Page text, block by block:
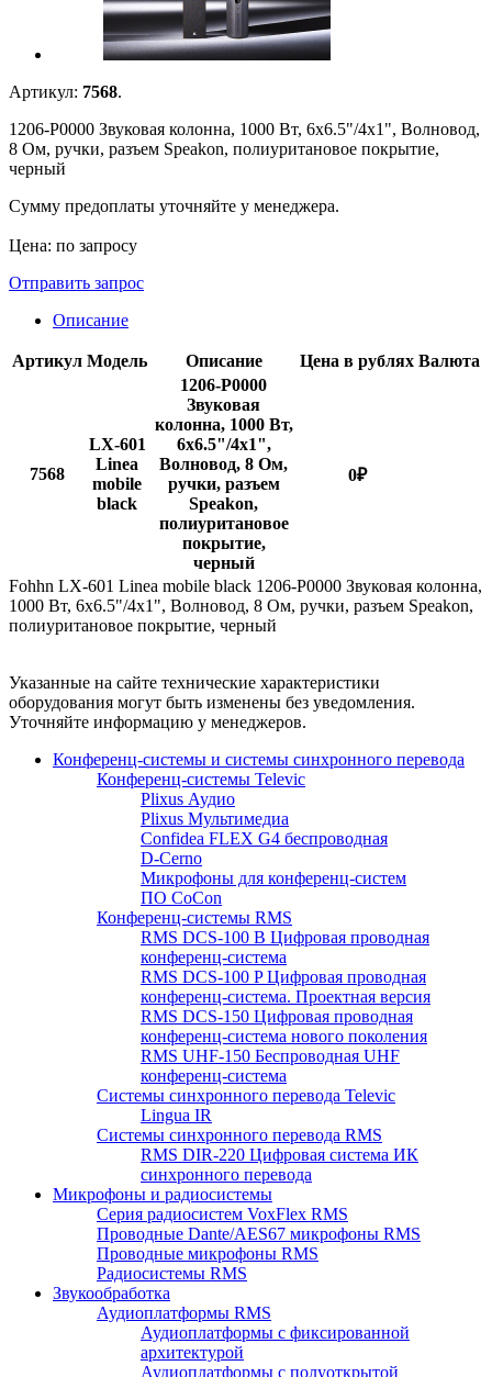
Артикул: 7568.
1206-P0000 Звуковая колонна, 1000 Вт, 6x6.5"/4x1", Волновод,
8 Ом, ручки, разъем Speakon, полиуритановое покрытие,
черный
Сумму предоплаты уточняйте у менеджера.
Цена: по запросу
Отправить запрос
Описание
Артикул Модель Описание Цена в рублях Валюта
7568
LX-601
Linea
mobile
black
1206-P0000
Звуковая
колонна, 1000 Вт,
6x6.5"/4x1",
Волновод, 8 Ом,
ручки, разъем
Speakon,
полиуритановое
покрытие,
черный
0₽
Fohhn LX-601 Linea mobile black 1206-P0000 Звуковая колонна,
1000 Вт, 6x6.5"/4x1", Волновод, 8 Ом, ручки, разъем Speakon,
полиуритановое покрытие, черный
Указанные на сайте технические характеристики
оборудования могут быть изменены без уведомления.
Уточняйте информацию у менеджеров.
Конференц-системы и системы синхронного перевода
Конференц-системы Televic
Plixus Аудио
Plixus Мультимедиа
Confidea FLEX G4 беспроводная
D-Cerno
Микрофоны для конференц-систем
ПО CoCon
Конференц-системы RMS
RMS DCS-100 B Цифровая проводная
конференц-система
RMS DCS-100 P Цифровая проводная
конференц-система. Проектная версия
RMS DCS-150 Цифровая проводная
конференц-система нового поколения
RMS UHF-150 Беспроводная UHF
конференц-система
Системы синхронного перевода Televic
Lingua IR
Системы синхронного перевода RMS
RMS DIR-220 Цифровая система ИК
синхронного перевода
Микрофоны и радиосистемы
Серия радиосистем VoxFlex RMS
Проводные Dante/AES67 микрофоны RMS
Проводные микрофоны RMS
Радиосистемы RMS
Звукообработка
Аудиоплатформы RMS
Аудиоплатформы с фиксированной
архитектурой
Аудиоплатформы с полуоткрытой